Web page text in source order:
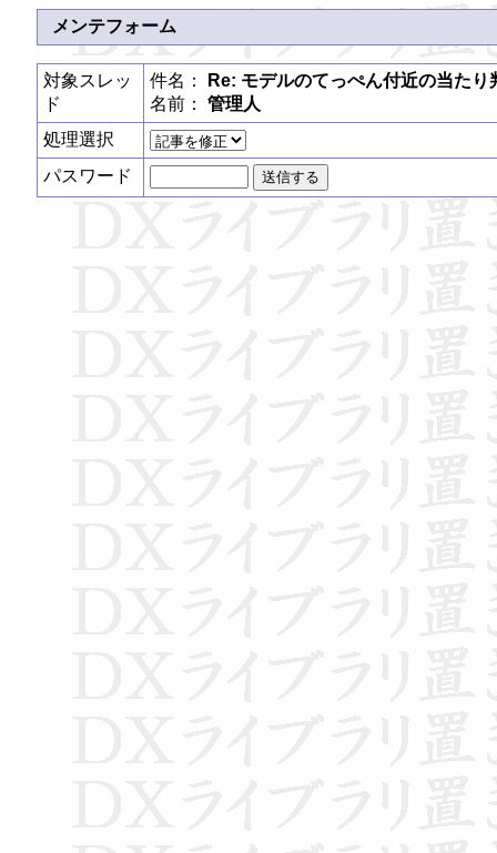
メンテフォーム
対象スレッ
ド
件名：
Re: モデルのてっぺん付近の当たり
名前： 管理人
処理選択
パスワード